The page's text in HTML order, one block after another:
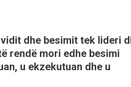
dhe besimit tek lideri
rendë mori edhe besimi
u ekzekutuan dhe u